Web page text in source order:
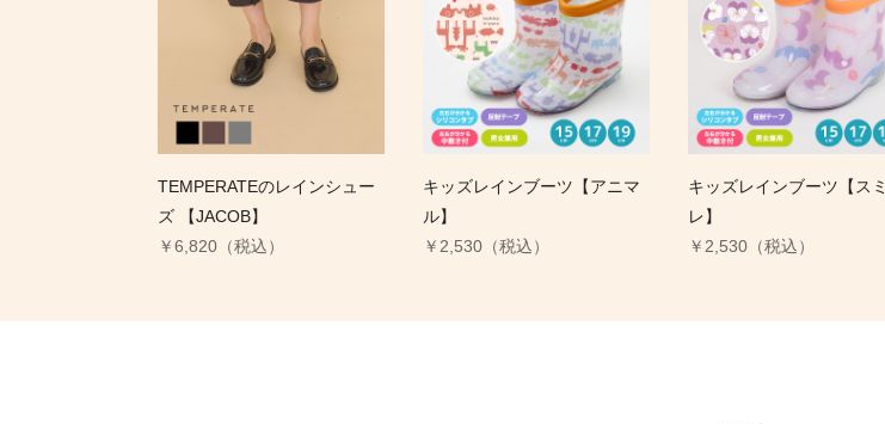
TEMPERATEのレインシュー
ズ 【JACOB】
￥6,820（税込）
キッズレインブーツ【アニマ
ル】
￥2,530（税込）
キッズレインブーツ【スミ
レ】
￥2,530（税込）